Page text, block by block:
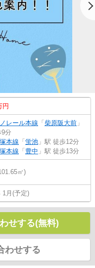
円
レール本線 「 柴原阪大前 」
分
本線 「 蛍池 」駅 徒歩12分
本線 「 豊中 」駅 徒歩13分
㎡)
1月(予定)
せする(無料)
わせする